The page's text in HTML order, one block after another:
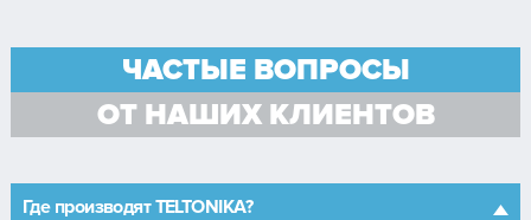
ЧАСТЫЕ ВОПРОСЫ
ОТ НАШИХ КЛИЕНТОВ
Где производят TELTONIKA?